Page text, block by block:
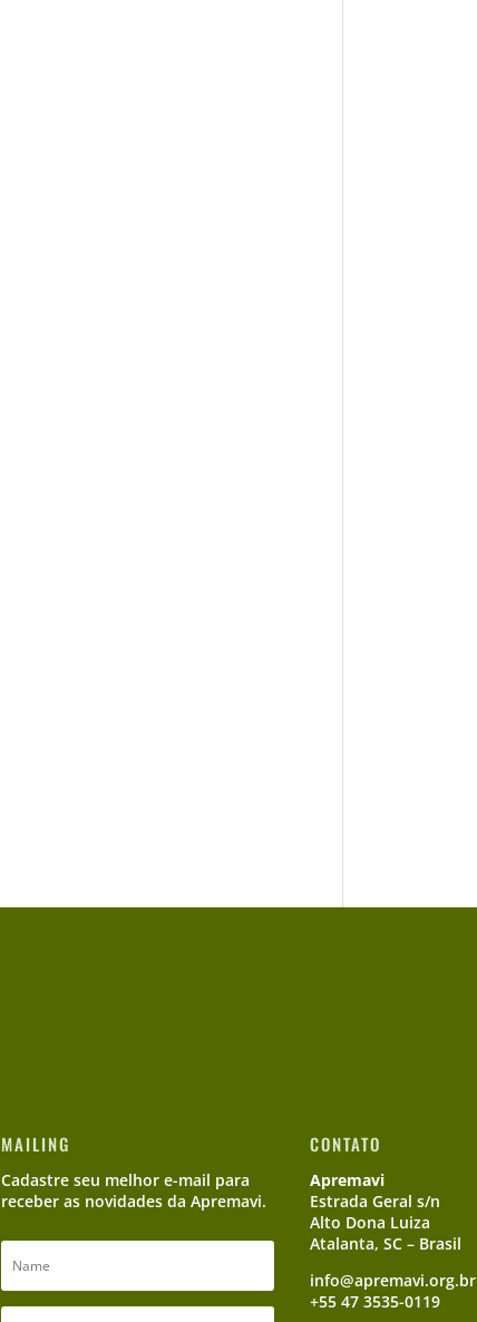
MAILING
Cadastre seu melhor e-mail para
receber as novidades da Apremavi.
CONTATO
Apremavi
Estrada Geral s/n
Alto Dona Luiza
Atalanta, SC – Brasil
info@apremavi.org.br
+55 47 3535-0119